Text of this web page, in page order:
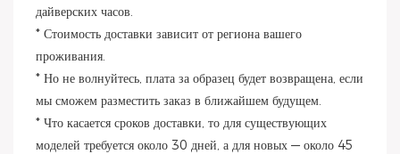
дайверских часов.
* Стоимость доставки зависит от региона вашего
проживания.
* Но не волнуйтесь, плата за образец будет возвращена, если
мы сможем разместить заказ в ближайшем будущем.
* Что касается сроков доставки, то для существующих
моделей требуется около 30 дней, а для новых — около 45